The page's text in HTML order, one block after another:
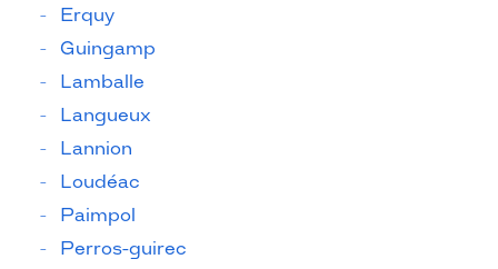
Erquy
Guingamp
Lamballe
Langueux
Lannion
Loudéac
Paimpol
Perros-guirec